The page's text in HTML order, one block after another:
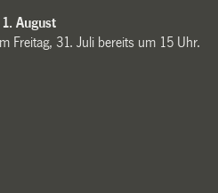
August
Freitag, 31. Juli bereits um 15 Uhr.